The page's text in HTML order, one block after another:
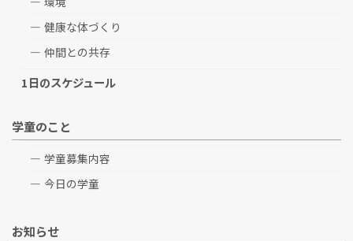
健康な体づくり
仲間との共存
1日のスケジュール
学童のこと
学童募集内容
今日の学童
お知らせ